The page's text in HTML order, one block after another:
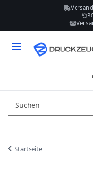
Startseite